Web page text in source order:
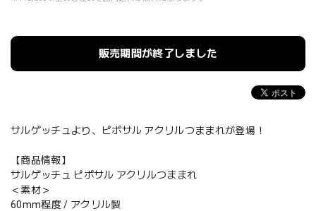
販売期間が終了しました
サルゲッチュより、ピポサル アクリルつままれが登場！
【商品情報】
サルゲッチュ ピポサル アクリルつままれ
＜素材＞
60mm程度 / アクリル製